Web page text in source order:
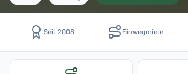
Seit 2008 Einwegmiete